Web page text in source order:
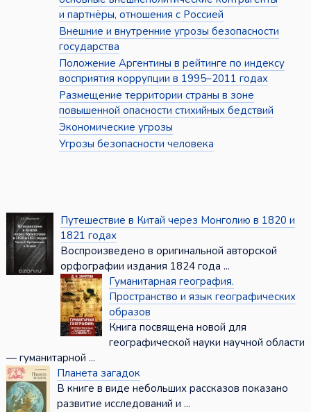
и партнёры, отношения с Россией
Внешние и внутренние угрозы безопасности
государства
Положение Аргентины в рейтинге по индексу
восприятия коррупции в 1995–2011 годах
Размещение территории страны в зоне
повышенной опасности стихийных бедствий
Экономические угрозы
Угрозы безопасности человека
Путешествие в Китай через Монголию в 1820 и
1821 годах
Воспроизведено в оригинальной авторской
орфографии издания 1824 года ...
Гуманитарная география.
Пространство и язык географических
образов
Книга посвящена новой для
географической науки научной области
— гуманитарной ...
Планета загадок
В книге в виде небольших рассказов показано
развитие исследований и ...